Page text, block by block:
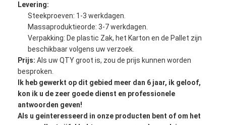
Levering:
Steekproeven: 1-3 werkdagen.
Massaproduktieorde: 3-7 werkdagen.
Verpakking: De plastic Zak, het Karton en de Pallet zijn
beschikbaar volgens uw verzoek.
Prijs: Als uw QTY groot is, zou de prijs kunnen worden
besproken.
Ik heb gewerkt op dit gebied meer dan 6 jaar, ik geloof,
kon ik u de zeer goede dienst en professionele
antwoorden geven!
Als u geinteresseerd in onze producten bent of om het